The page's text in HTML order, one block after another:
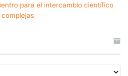
para el intercambio científico